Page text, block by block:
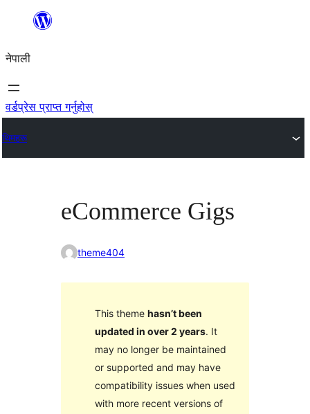
सामग्रीमा
नेपाली
वर्डप्रेस प्राप्त गर्नुहोस्
थिमहरू
eCommerce Gigs
theme404
This theme hasn’t been
updated in over 2 years. It
may no longer be maintained
or supported and may have
compatibility issues when used
with more recent versions of